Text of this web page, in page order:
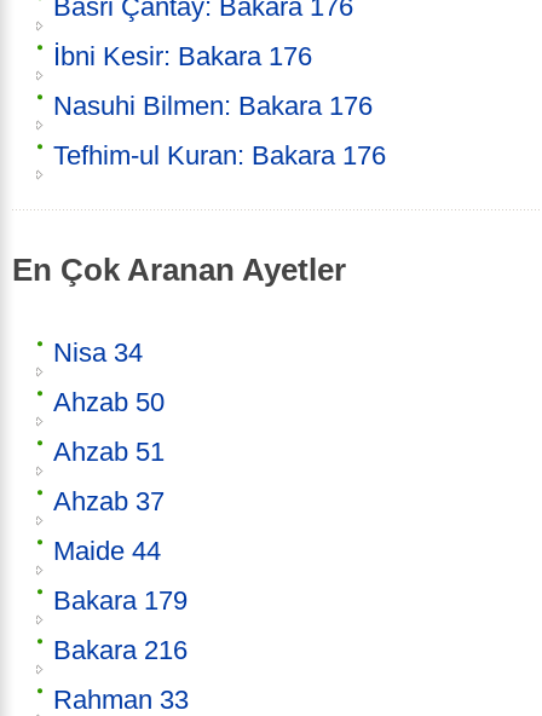
Basri Çantay: Bakara 176
İbni Kesir: Bakara 176
Nasuhi Bilmen: Bakara 176
Tefhim-ul Kuran: Bakara 176
En Çok Aranan Ayetler
Nisa 34
Ahzab 50
Ahzab 51
Ahzab 37
Maide 44
Bakara 179
Bakara 216
Rahman 33